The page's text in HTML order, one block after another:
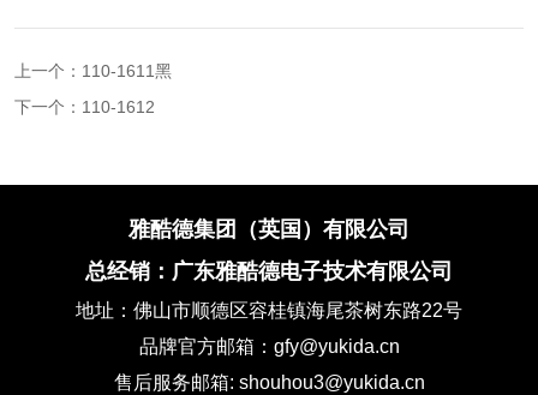
上一个： 110-1611黑
下一个： 110-1612
雅酷德集团（英国）有限公司
总经销：广东雅酷德电子技术有限公司
地址：佛山市顺德区容桂镇海尾茶树东路22号
品牌官方邮箱：gfy@yukida.cn
售后服务邮箱: shouhou3@yukida.cn